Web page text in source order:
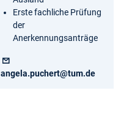
Erste fachliche Prüfung
der
Anerkennungsanträge
angela.puchert@tum.de